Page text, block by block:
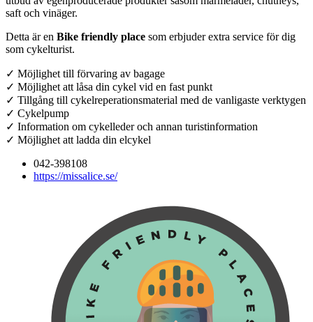
saft och vinäger.
Detta är en Bike friendly place som erbjuder extra service för dig
som cykelturist.
✓ Möjlighet till förvaring av bagage
✓ Möjlighet att låsa din cykel vid en fast punkt
✓ Tillgång till cykelreperationsmaterial med de vanligaste verktygen
✓ Cykelpump
✓ Information om cykelleder och annan turistinformation
✓ Möjlighet att ladda din elcykel
042-398108
https://missalice.se/